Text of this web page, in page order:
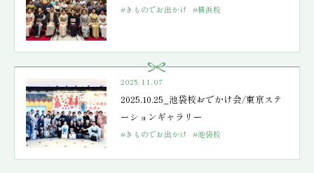
#きものでお出かけ #横浜校
2025.11.07
2025.10.25_池袋校おでかけ会/東京ステ
ーションギャラリー
#きものでお出かけ #池袋校